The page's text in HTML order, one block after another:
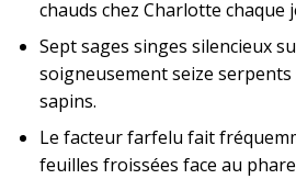
chauds chez Charlotte chaque
Sept sages singes silencieux
soigneusement seize
sapins.
Le facteur farfelu fait
feuilles froissées face au